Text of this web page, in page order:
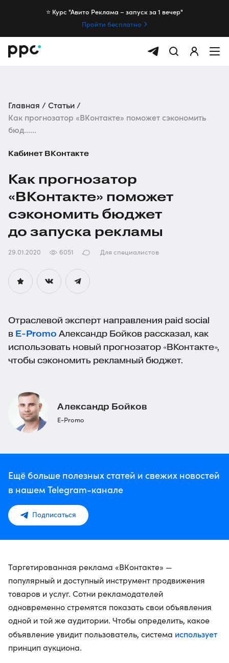
⭐️ Курс "Авито Реклама – запуск за 1 вечер"
Пройти бесплатно
Главная
Статьи
Как прогнозатор «ВКонтакте» поможет сэкономить
бюд......
Кабинет ВКонтакте
Как прогнозатор
«ВКонтакте» поможет
сэкономить бюджет
до запуска рекламы
29.01.2020 6051 Для специалистов
Отраслевой эксперт направления paid social
в E-Promo Александр Бойков рассказал, как
использовать новый прогнозатор «ВКонтакте»,
чтобы сэкономить рекламный бюджет.
Александр Бойков
E-Promo
Ещё больше полезных статей и свежих новостей
в нашем Telegram-канале
Подписаться
Таргетированная реклама «ВКонтакте» —
популярный и доступный инструмент продвижения
товаров и услуг. Сотни рекламодателей
одновременно стремятся показать свои объявления
одной и той же аудитории. Чтобы определить, какое
объявление увидит пользователь, система использует
принцип аукциона.